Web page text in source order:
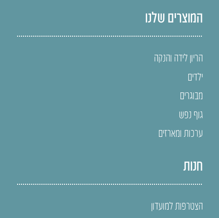
המוצרים שלנו
הריון לידה והנקה
ילדים
מבוגרים
גוף נפש
ערכות ומארזים
חנות
הצטרפות למועדון